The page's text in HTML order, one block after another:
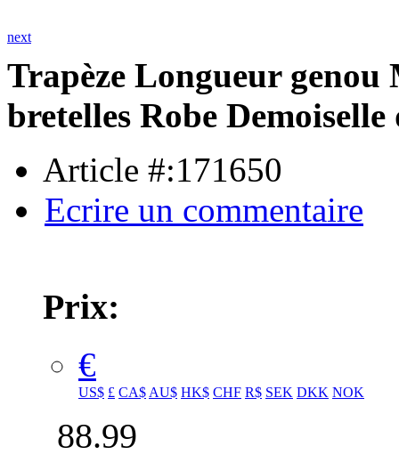
next
Trapèze Longueur genou
bretelles Robe
Article #:171650
Ecrire un commentaire
Prix:
€
US$ £ CA$ AU$ HK$ CHF R$ SEK DKK NOK
88.99